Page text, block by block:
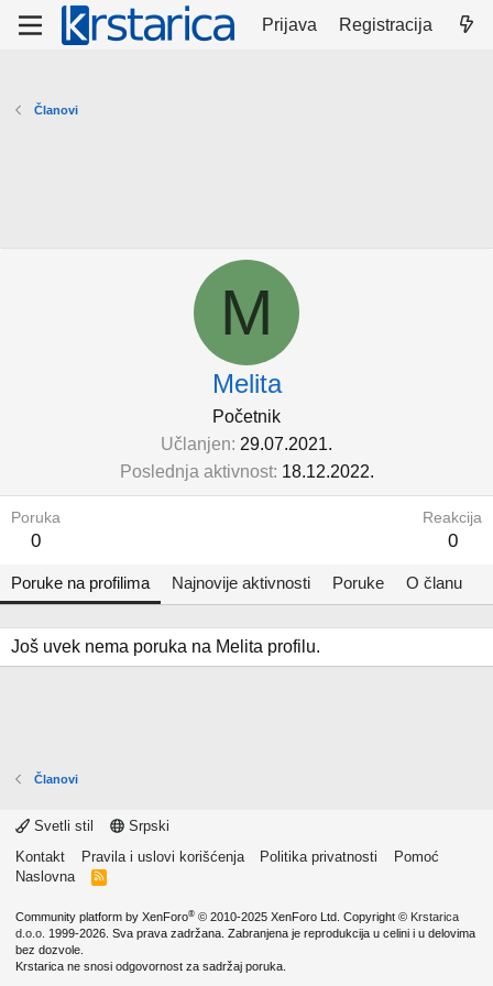
Prijava Registracija
Članovi
M
Melita
Početnik
Učlanjen 29.07.2021.
Poslednja aktivnost 18.12.2022.
Poruka
0
Reakcija
0
Poruke na profilima Najnovije aktivnosti Poruke O članu
Još uvek nema poruka na Melita profilu.
Članovi
Svetli stil
Srpski
Kontakt
Pravila i uslovi korišćenja Politika privatnosti
Pomoć
Naslovna
R
Community platform by XenForo® © 2010-2025 XenForo Ltd. Copyright © Krstarica
d.o.o. 1999-2026. Sva prava zadržana. Zabranjena je reprodukcija u celini i u delovima
bez dozvole.
Krstarica ne snosi odgovornost za sadržaj poruka.